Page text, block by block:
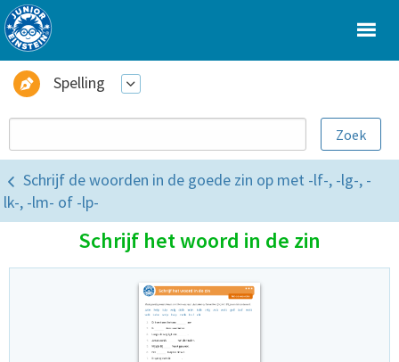
Spelling
Schrijf de woorden in de goede zin op met -lf-, -lg-, -
lk-, -lm- of -lp-
Schrijf het woord in de zin